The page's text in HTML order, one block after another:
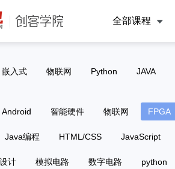
全部课程
嵌入式 物联网 Python JAVA
Android 智能硬件 物联网 FPGA
Java编程 HTML/CSS JavaScript
计 模拟电路 数字电路 python